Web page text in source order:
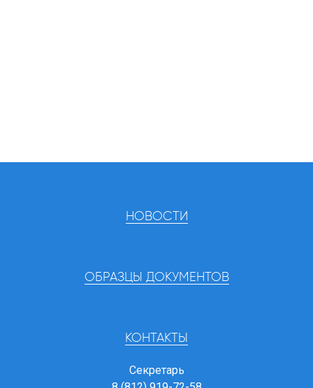
НОВОСТИ
ОБРАЗЦЫ ДОКУМЕНТОВ
КОНТАКТЫ
Секретарь